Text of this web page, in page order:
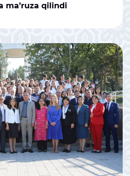
ma’ruza qilindi